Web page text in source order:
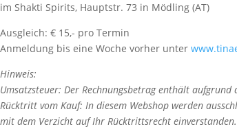
im Shakti Spirits, Hauptstr. 73 in Mödling (AT)
Ausgleich: € 15,- pro Termin
Anmeldung bis eine Woche vorher unter
Hinweis:
Umsatzsteuer: Der Rechnungsbetrag enthält
Rücktritt vom Kauf: In diesem Webshop werden
mit dem Verzicht auf Ihr Rücktrittsrecht